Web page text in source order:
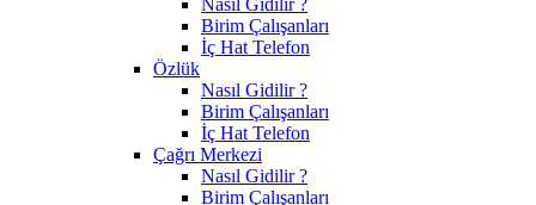
Birim Çalışanları
İç Hat Telefon
Özlük
Nasıl Gidilir ?
Birim Çalışanları
İç Hat Telefon
Çağrı Merkezi
Nasıl Gidilir ?
Birim Çalışanları